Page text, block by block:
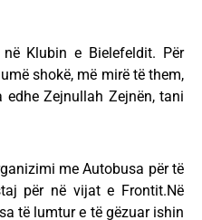
Klubin e Bielefeldit. Për
shokë, më mirë të them,
Zejnullah Zejnën, tani
me Autobusa për të
për në vijat e Frontit.Në
të lumtur e të gëzuar ishin